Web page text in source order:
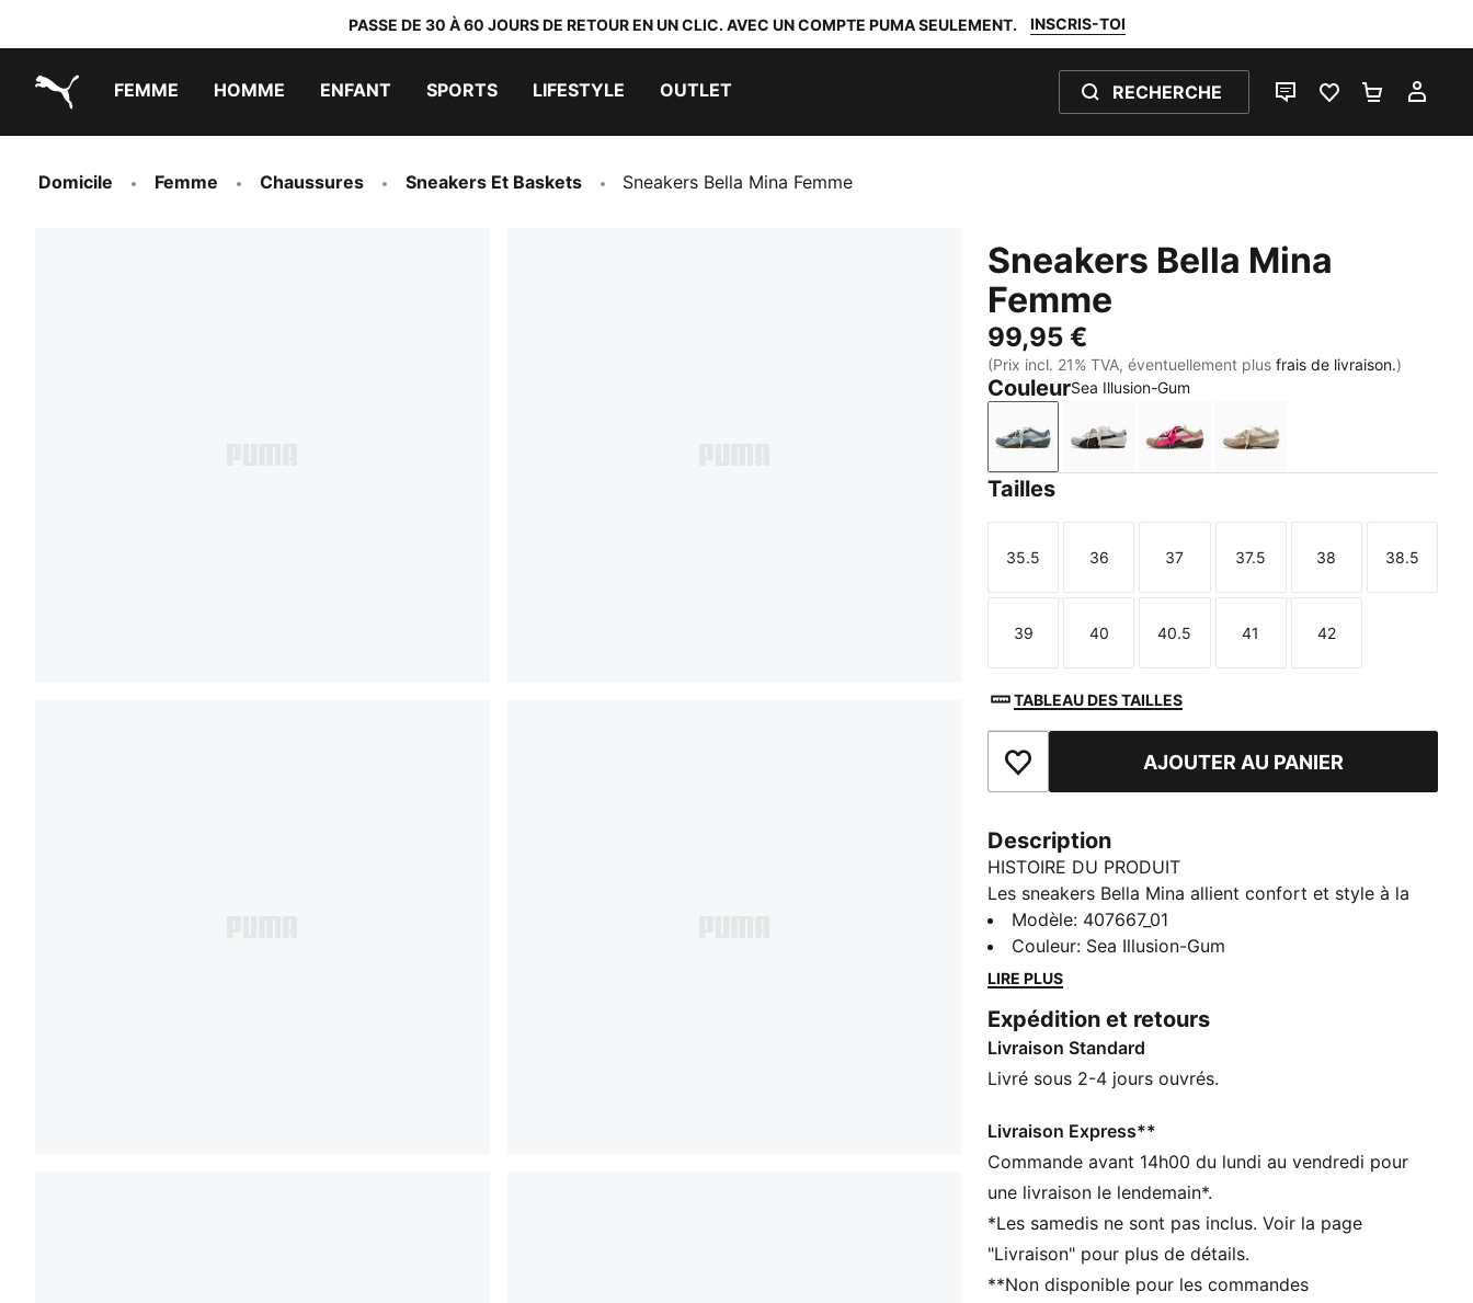
PASSE DE 30 À 60 JOURS DE RETOUR EN UN CLIC. AVEC UN COMPTE PUMA SEULEMENT. INSCRIS-TOI
FEMME HOMME ENFANT SPORTS LIFESTYLE OUTLET RECHERCHE
LIVE CHATFAVORIS 0PANIER 0
Domicile Femme Chaussures Sneakers Et Baskets Sneakers Bella Mina Femme
Sneakers Bella Mina
Femme
99,95 €
(Prix incl. 21% TVA, éventuellement plusfrais de livraison.)
CouleurSea Illusion-Gum
Sea Illusion-GumChocolate Fondue-PUMA Black
Pink Opal-GumBirch-Gum
Tailles
Taille
35.5
Taille
36
Taille
37
Taille
37.5
Taille
38
Taille
38.5
Taille
39
Taille
40
Taille
40.5
Taille
41
Taille
42
TABLEAU DES TAILLES
Ajouter aux favorisAJOUTER AU PANIER
Description
HISTOIRE DU PRODUIT
Les sneakers Bella Mina allient confort et style à la
perfection. Textures premium, détails signature et
forme étudiée : elles iront avec tes tenues habillées
comme avec tes ensembles casual. Les lacets
DÉTAILS
Conçu pour : Lifestyle par PUMA
Largeur : régulière
Talon : Talon plat
Détails brandés PUMA
Deux jeux de lacets supplémentaires
Modèle: 407667_01
Couleur: Sea Illusion-Gum
LIRE PLUS
Expédition et retours
Livraison Standard
Livré sous 2-4 jours ouvrés.
Livraison Express**
Commande avant 14h00 du lundi au vendredi pour
une livraison le lendemain*.
*Les samedis ne sont pas inclus. Voir la page
"Livraison" pour plus de détails.
**Non disponible pour les commandes